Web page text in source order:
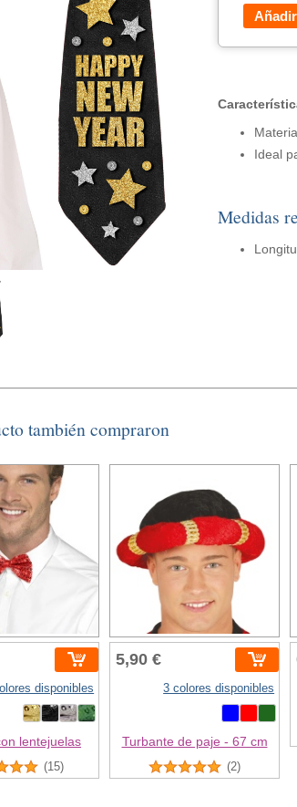
Ideal
Medidas
también compraron
disponibles
lentejuelas
(15)
5,90 €
3 colores disponibles
Turbante de paje - 67 cm
(2)